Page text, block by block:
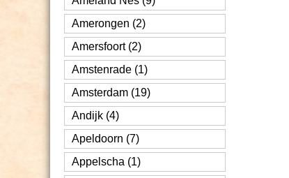
Amerongen (2)
Amersfoort (2)
Amstenrade (1)
Amsterdam (19)
Andijk (4)
Apeldoorn (7)
Appelscha (1)